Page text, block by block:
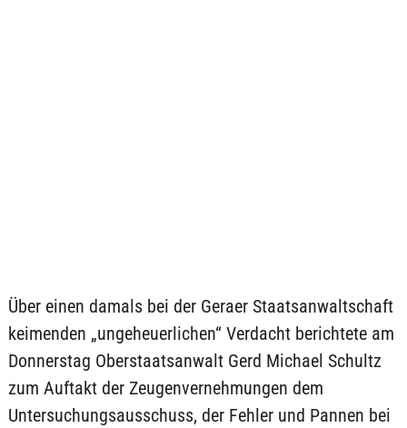
Über einen damals bei der Geraer Staatsanwaltschaft
keimenden „ungeheuerlichen“ Verdacht berichtete am
Donnerstag Oberstaatsanwalt Gerd Michael Schultz
zum Auftakt der Zeugenvernehmungen dem
Untersuchungsausschuss, der Fehler und Pannen bei